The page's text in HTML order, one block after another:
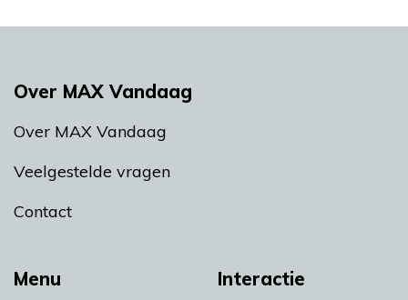
Menu Interactie
Over MAX Vandaag
Over MAX Vandaag
Veelgestelde vragen
Contact